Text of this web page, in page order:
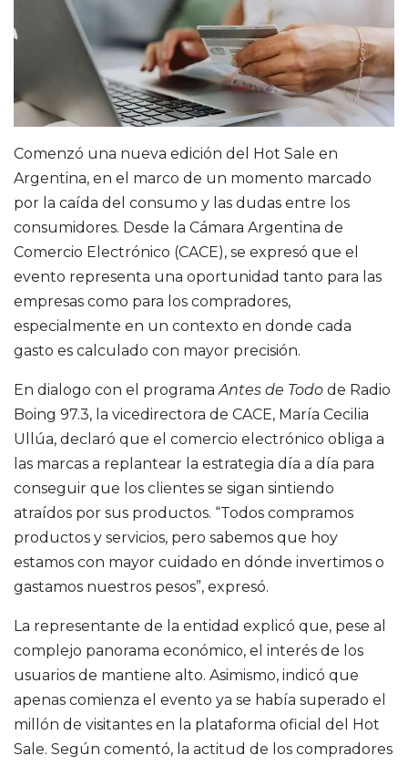
Comenzó una nueva edición del Hot Sale en
Argentina, en el marco de un momento marcado
por la caída del consumo y las dudas entre los
consumidores. Desde la Cámara Argentina de
Comercio Electrónico (CACE), se expresó que el
evento representa una oportunidad tanto para las
empresas como para los compradores,
especialmente en un contexto en donde cada
gasto es calculado con mayor precisión.
En dialogo con el programa Antes de Todo de Radio
Boing 97.3, la vicedirectora de CACE, María Cecilia
Ullúa, declaró que el comercio electrónico obliga a
las marcas a replantear la estrategia día a día para
conseguir que los clientes se sigan sintiendo
atraídos por sus productos. “Todos compramos
productos y servicios, pero sabemos que hoy
estamos con mayor cuidado en dónde invertimos o
gastamos nuestros pesos”, expresó.
La representante de la entidad explicó que, pese al
complejo panorama económico, el interés de los
usuarios de mantiene alto. Asimismo, indicó que
apenas comienza el evento ya se había superado el
millón de visitantes en la plataforma oficial del Hot
Sale. Según comentó, la actitud de los compradores